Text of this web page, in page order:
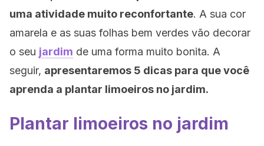
uma atividade muito reconfortante. A sua cor
amarela e as suas folhas bem verdes vão decorar
o seu jardim de uma forma muito bonita. A
seguir, apresentaremos 5 dicas para que você
aprenda a plantar limoeiros no jardim.
Plantar limoeiros no jardim